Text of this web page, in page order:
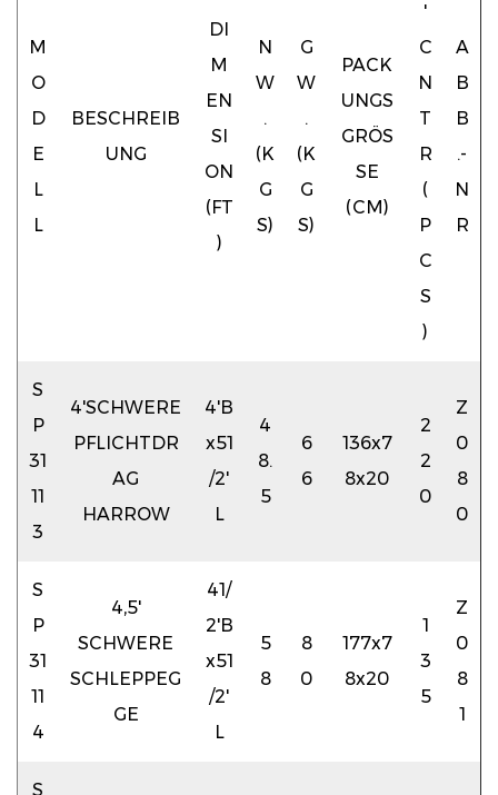
M
O
D
E
L
L
BESCHREIB
UNG
DI
M
EN
SI
ON
(FT
)
N
W
.
(K
G
S)
G
W
.
(K
G
S)
PACK
UNGS
GRÖS
SE
(CM)
'
C
N
T
R
(
P
C
S
)
A
B
B
.-
N
R
S
P
31
11
3
4'SCHWERE
PFLICHTDR
AG
HARROW
4'B
x51
/2'
L
4
8.
5
6
6
136x7
8x20
2
2
0
Z
0
8
0
S
P
31
11
4
4,5'
SCHWERE
SCHLEPPEG
GE
41/
2'B
x51
/2'
L
5
8
8
0
177x7
8x20
1
3
5
Z
0
8
1
S